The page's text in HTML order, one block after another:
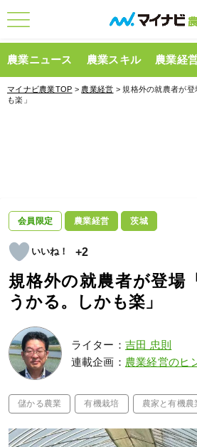
農業ニュース 農業スキル 農業経
マイナビ農業TOP > 農業経営 > 規格外の就農者が
も楽」
会員限定 農業経営 茨城
+2
規格外の就農者が登場
うかる。しかも楽」
ライター： 吉田 忠則
連載企画： 農業経営のヒ
儲かる農業 有機栽培 農家と有機農